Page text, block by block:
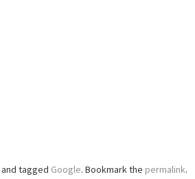
and tagged Google. Bookmark the permalink.